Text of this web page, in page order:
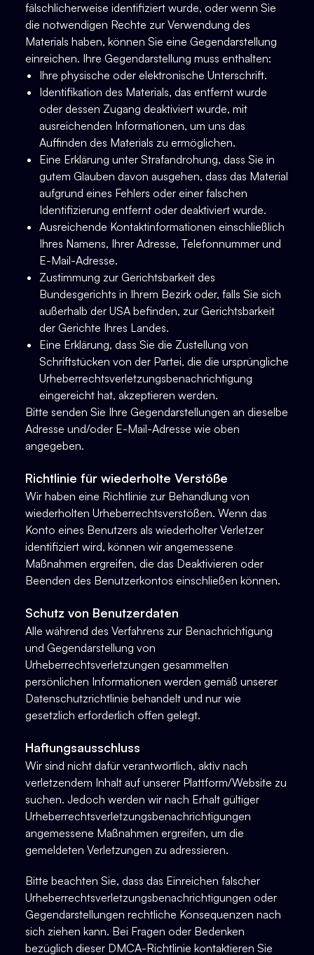
fälschlicherweise identifiziert wurde, oder wenn Sie
die notwendigen Rechte zur Verwendung des
Materials haben, können Sie eine Gegendarstellung
einreichen. Ihre Gegendarstellung muss enthalten:
Ihre physische oder elektronische Unterschrift.
Identifikation des Materials, das entfernt wurde
oder dessen Zugang deaktiviert wurde, mit
ausreichenden Informationen, um uns das
Auffinden des Materials zu ermöglichen.
Eine Erklärung unter Strafandrohung, dass Sie in
gutem Glauben davon ausgehen, dass das Material
aufgrund eines Fehlers oder einer falschen
Identifizierung entfernt oder deaktiviert wurde.
Ausreichende Kontaktinformationen einschließlich
Ihres Namens, Ihrer Adresse, Telefonnummer und
E-Mail-Adresse.
Zustimmung zur Gerichtsbarkeit des
Bundesgerichts in Ihrem Bezirk oder, falls Sie sich
außerhalb der USA befinden, zur Gerichtsbarkeit
der Gerichte Ihres Landes.
Eine Erklärung, dass Sie die Zustellung von
Schriftstücken von der Partei, die die ursprüngliche
Urheberrechtsverletzungsbenachrichtigung
eingereicht hat, akzeptieren werden.
Bitte senden Sie Ihre Gegendarstellungen an dieselbe
Adresse und/oder E-Mail-Adresse wie oben
angegeben.
Richtlinie für wiederholte Verstöße
Wir haben eine Richtlinie zur Behandlung von
wiederholten Urheberrechtsverstößen. Wenn das
Konto eines Benutzers als wiederholter Verletzer
identifiziert wird, können wir angemessene
Maßnahmen ergreifen, die das Deaktivieren oder
Beenden des Benutzerkontos einschließen können.
Schutz von Benutzerdaten
Alle während des Verfahrens zur Benachrichtigung
und Gegendarstellung von
Urheberrechtsverletzungen gesammelten
persönlichen Informationen werden gemäß unserer
Datenschutzrichtlinie behandelt und nur wie
gesetzlich erforderlich offen gelegt.
Haftungsausschluss
Wir sind nicht dafür verantwortlich, aktiv nach
verletzendem Inhalt auf unserer Plattform/Website zu
suchen. Jedoch werden wir nach Erhalt gültiger
Urheberrechtsverletzungsbenachrichtigungen
angemessene Maßnahmen ergreifen, um die
gemeldeten Verletzungen zu adressieren.
Bitte beachten Sie, dass das Einreichen falscher
Urheberrechtsverletzungsbenachrichtigungen oder
Gegendarstellungen rechtliche Konsequenzen nach
sich ziehen kann. Bei Fragen oder Bedenken
bezüglich dieser DMCA-Richtlinie kontaktieren Sie